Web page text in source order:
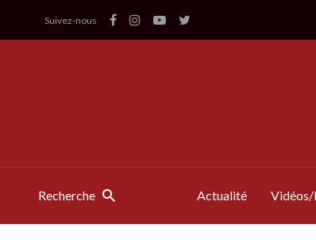
Suivez-nous
Recherche Actualité Vidéos/